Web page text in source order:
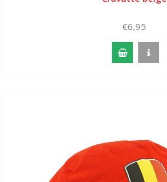
€6,95